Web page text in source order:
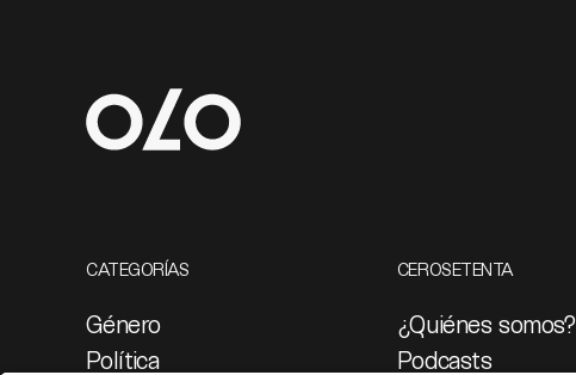
CATEGORÍAS
Género
Política
CEROSETENTA
¿Quiénes somos?
Podcasts